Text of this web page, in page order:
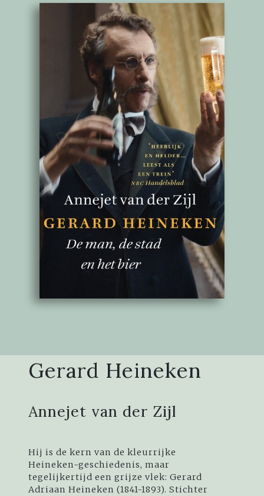
Gerard Heineken
Annejet van der Zijl
Hij is de kern van de kleurrijke
Heineken-geschiedenis, maar
tegelijkertijd een grijze vlek: Gerard
Adriaan Heineken (1841-1893). Stichter